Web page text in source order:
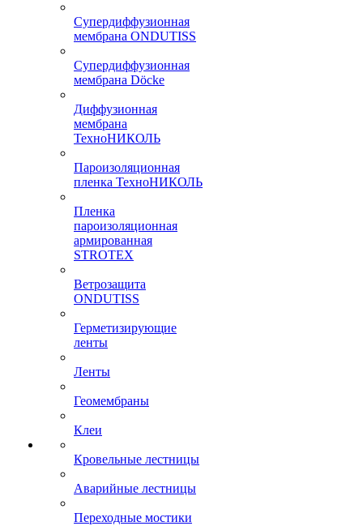
Супердиффузионная
мембрана ONDUTISS
Супердиффузионная
мембрана Döcke
Диффузионная
мембрана
ТехноНИКОЛЬ
Пароизоляционная
пленка ТехноНИКОЛЬ
Пленка
пароизоляционная
армированная
STROTEX
Ветрозащита
ONDUTISS
Герметизирующие
ленты
Ленты
Геомембраны
Клеи
Кровельные лестницы
Аварийные лестницы
Переходные мостики